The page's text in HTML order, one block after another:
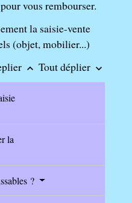
vous rembourser.
la saisie-vente
(objet, mobilier...)
keyboard_arrow_up Tout déplier keyboard_arrow_down
la
?